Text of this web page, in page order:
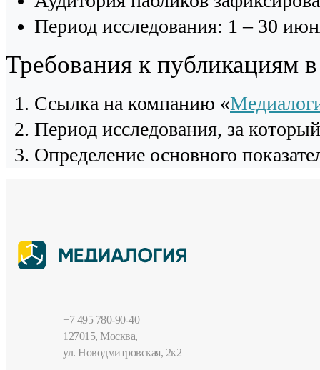
Период исследования: 1 – 30
Требования к публикациям
Cсылка на компанию «
Период исследования, за
Определение основного
+7 495 780-90-40
127015, Москва,
ул. Новодмитровская, 2к2